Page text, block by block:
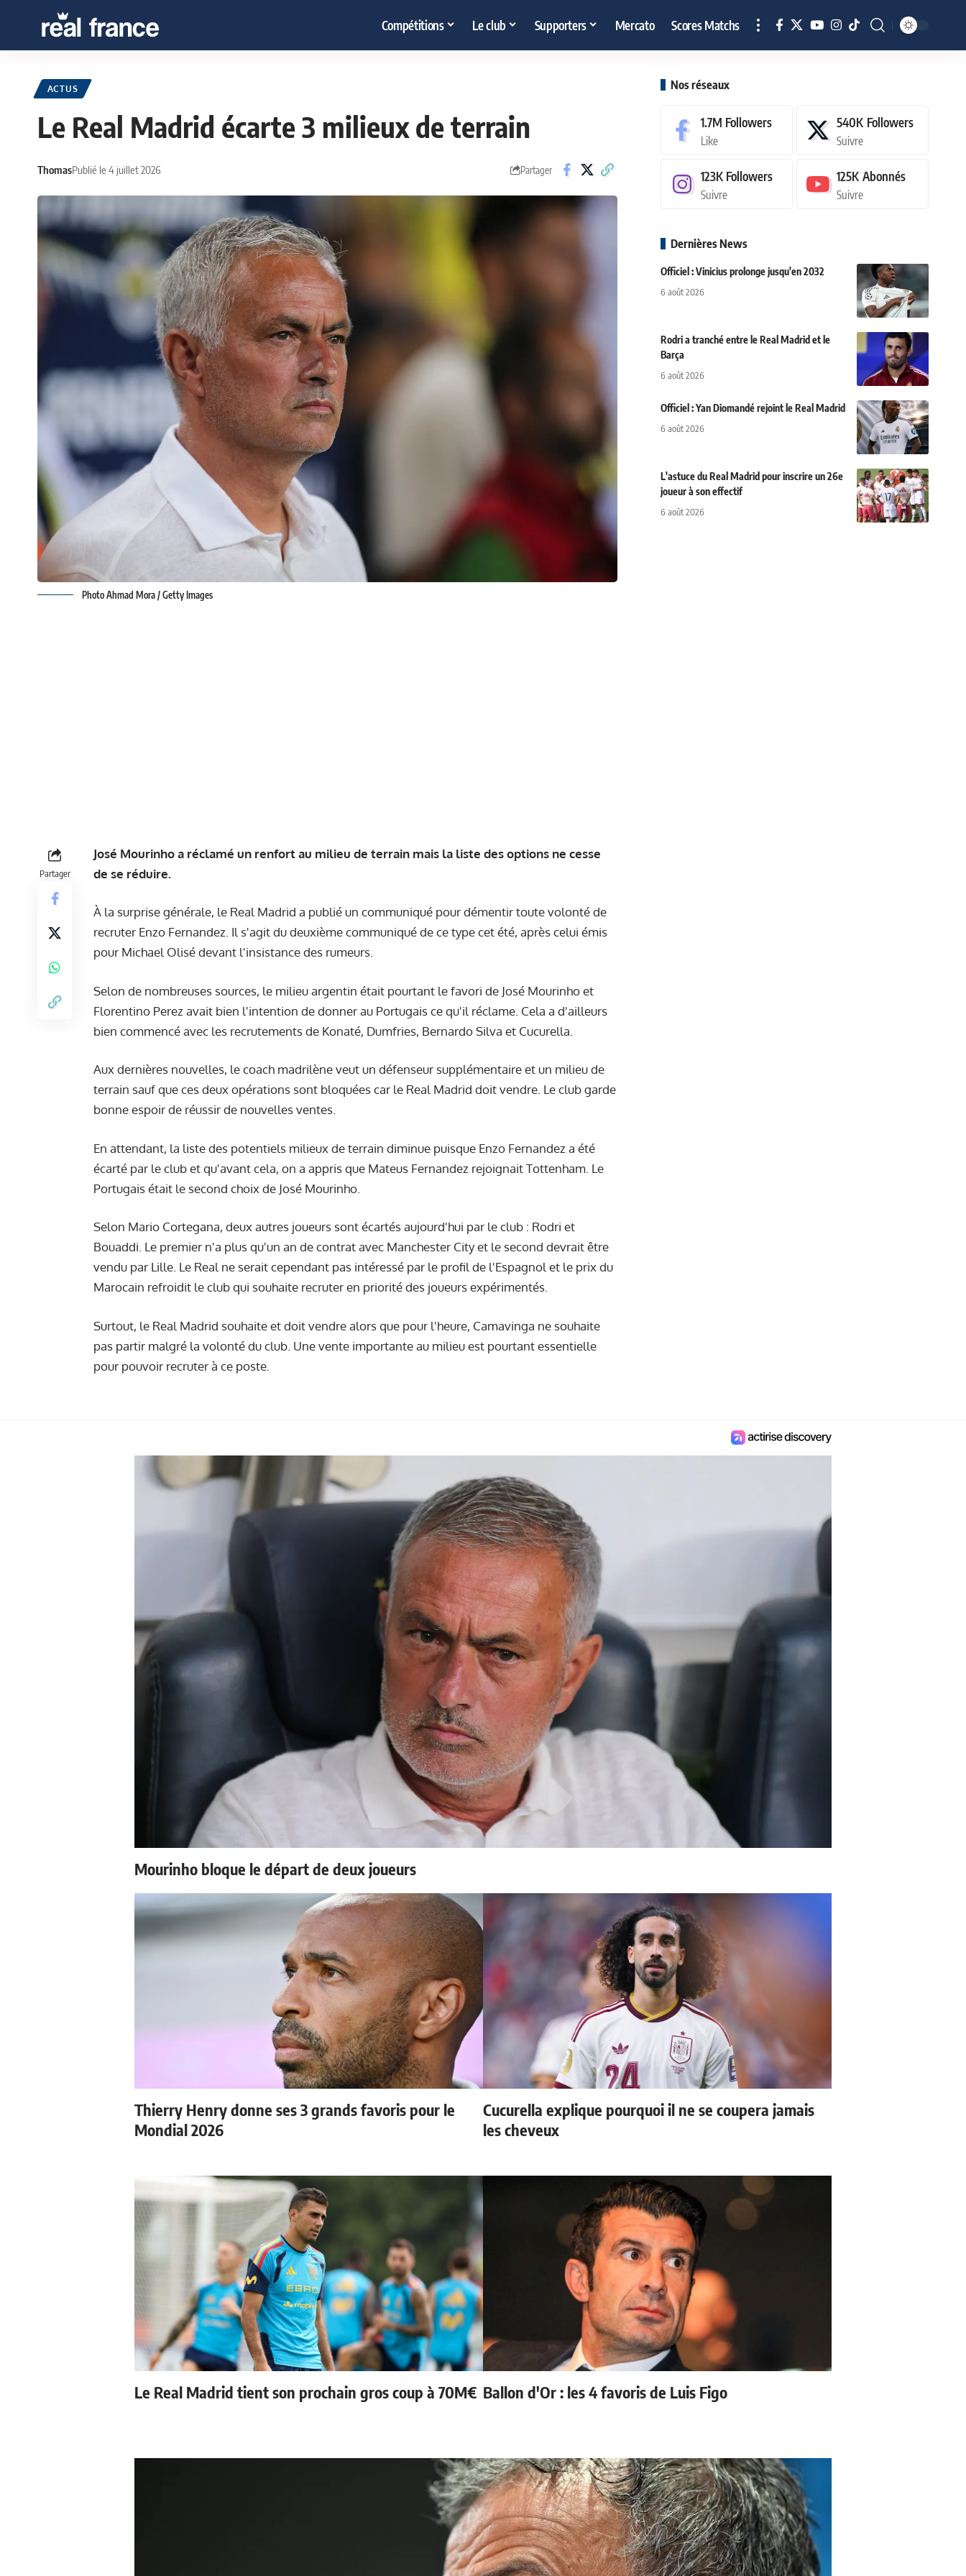
Compétitions Le club Supporters Mercato Scores Matchs
ACTUS
Le Real Madrid écarte 3 milieux de terrain
ThomasPublié le 4 juillet 2026 Partager
Photo Ahmad Mora / Getty Images
Partager
José Mourinho a réclamé un renfort au milieu de terrain mais la liste des options ne cesse
de se réduire.
À la surprise générale, le Real Madrid a publié un communiqué pour démentir toute volonté de
recruter Enzo Fernandez. Il s'agit du deuxième communiqué de ce type cet été, après celui émis
pour Michael Olisé devant l'insistance des rumeurs.
Selon de nombreuses sources, le milieu argentin était pourtant le favori de José Mourinho et
Florentino Perez avait bien l'intention de donner au Portugais ce qu'il réclame. Cela a d'ailleurs
bien commencé avec les recrutements de Konaté, Dumfries, Bernardo Silva et Cucurella.
Aux dernières nouvelles, le coach madrilène veut un défenseur supplémentaire et un milieu de
terrain sauf que ces deux opérations sont bloquées car le Real Madrid doit vendre. Le club garde
bonne espoir de réussir de nouvelles ventes.
En attendant, la liste des potentiels milieux de terrain diminue puisque Enzo Fernandez a été
écarté par le club et qu'avant cela, on a appris que Mateus Fernandez rejoignait Tottenham. Le
Portugais était le second choix de José Mourinho.
Selon Mario Cortegana, deux autres joueurs sont écartés aujourd'hui par le club : Rodri et
Bouaddi. Le premier n'a plus qu'un an de contrat avec Manchester City et le second devrait être
vendu par Lille. Le Real ne serait cependant pas intéressé par le profil de l'Espagnol et le prix du
Marocain refroidit le club qui souhaite recruter en priorité des joueurs expérimentés.
Surtout, le Real Madrid souhaite et doit vendre alors que pour l'heure, Camavinga ne souhaite
pas partir malgré la volonté du club. Une vente importante au milieu est pourtant essentielle
pour pouvoir recruter à ce poste.
Nos réseaux
1.7M Followers
Like
540K Followers
Suivre
123K Followers
Suivre
125K Abonnés
Suivre
Dernières News
Officiel : Vinicius prolonge jusqu'en 2032
6 août 2026
Rodri a tranché entre le Real Madrid et le
Barça
6 août 2026
Officiel : Yan Diomandé rejoint le Real Madrid
6 août 2026
L'astuce du Real Madrid pour inscrire un 26e
joueur à son effectif
6 août 2026
Mourinho bloque le départ de deux joueurs
Thierry Henry donne ses 3 grands favoris pour le
Mondial 2026
Cucurella explique pourquoi il ne se coupera jamais
les cheveux
Le Real Madrid tient son prochain gros coup à 70M€ Ballon d'Or : les 4 favoris de Luis Figo